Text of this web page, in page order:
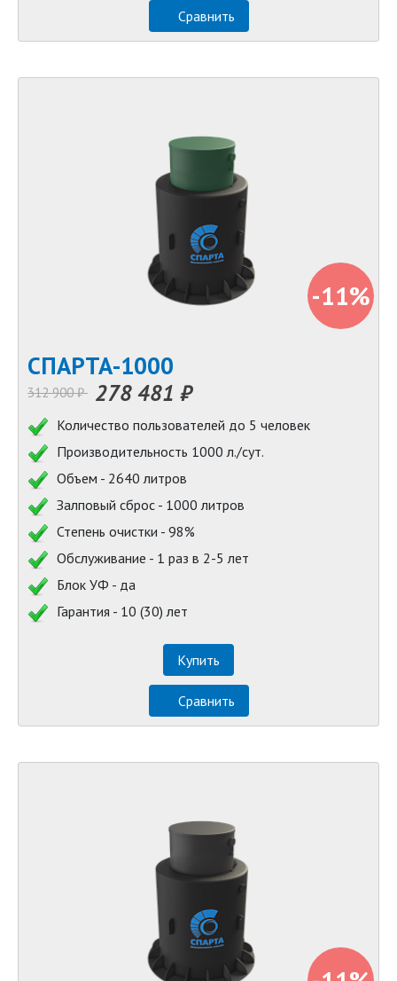
Сравнить
-11%
СПАРТА-1000
312 900 ₽ 278 481 ₽
Количество пользователей до 5 человек
Производительность 1000 л./сут.
Объем - 2640 литров
Залповый сброс - 1000 литров
Степень очистки - 98%
Обслуживание - 1 раз в 2-5 лет
Блок УФ - да
Гарантия - 10 (30) лет
Купить
Сравнить